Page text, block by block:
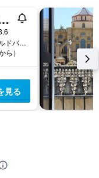
ヤス ホテル
Encarnacion, 17, コルドバ, アンダルシア州, スペイン
ら）
見る